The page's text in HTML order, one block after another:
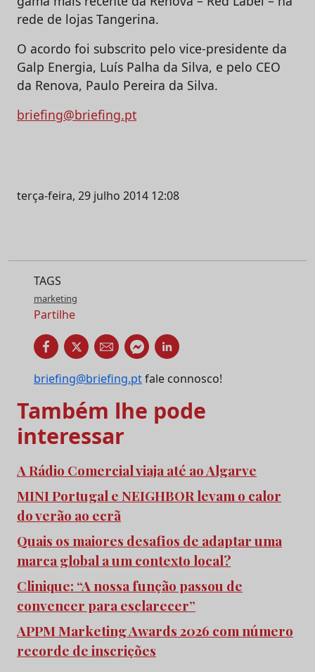
rede de lojas Tangerina.
O acordo foi subscrito pelo vice-presidente da
Galp Energia, Luís Palha da Silva, e pelo CEO
da Renova, Paulo Pereira da Silva.
briefing@briefing.pt
terça-feira, 29 julho 2014 12:08
TAGS
marketing
Partilhe
briefing@briefing.ptfale connosco!
Também lhe pode
interessar
A Rádio Comercial viaja até ao Algarve
MINI Portugal e NEIGHBOR levam o calor
do verão ao ecrã
Quais os maiores desafios de adaptar uma
marca global a um contexto local?
Clinique: “A nossa função passou de
convencer para esclarecer”
APPM Marketing Awards 2026 com número
recorde de inscrições